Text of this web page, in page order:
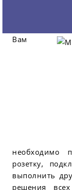
Вам
необходимо
розетку,
выполнить
решения